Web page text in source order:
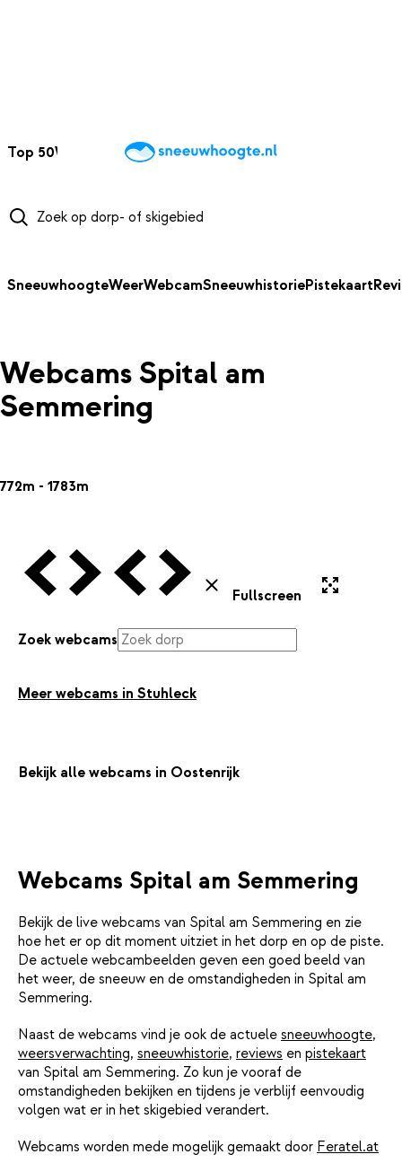
Top 50Webcams WintersportweerKaarten
SneeuwhoogteWeerWebcamSneeuwhistoriePistekaart
Webcams Spital am
Semmering
772m - 1783m
Vorige Webcam
Volgende Webcam
Vorige Webcam
Volgende Webcam
Sluiten
Fullscreen
Zoek webcams
Meer webcams in Stuhleck
Bekijk alle webcams in Oostenrijk
Webcams Spital am Semmering
Bekijk de live webcams van Spital am Semmering en zie
hoe het er op dit moment uitziet in het dorp en op de piste.
De actuele webcambeelden geven een goed beeld van
het weer, de sneeuw en de omstandigheden in Spital am
Semmering.
Naast de webcams vind je ook de actuele sneeuwhoogte,
weersverwachting, sneeuwhistorie, reviews en pistekaart
van Spital am Semmering. Zo kun je vooraf de
omstandigheden bekijken en tijdens je verblijf eenvoudig
volgen wat er in het skigebied verandert.
Webcams worden mede mogelijk gemaakt door Feratel.at